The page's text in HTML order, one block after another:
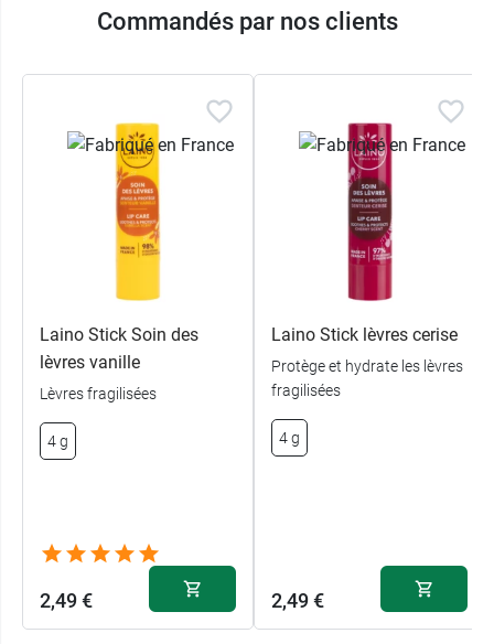
Commandés par nos clients
Laino Stick Soin des
lèvres vanille
Lèvres fragilisées
4 g
2,49 €
Laino Stick lèvres cerise
Protège et hydrate les lèvres
fragilisées
4 g
2,49 €